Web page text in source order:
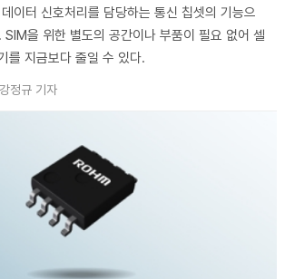
이터 신호처리를 담당하는 통신 칩셋의 기능으
SIM을 위한 별도의 공간이나 부품이 필요 없어 셀
를 지금보다 줄일 수 있다.
강정규 기자